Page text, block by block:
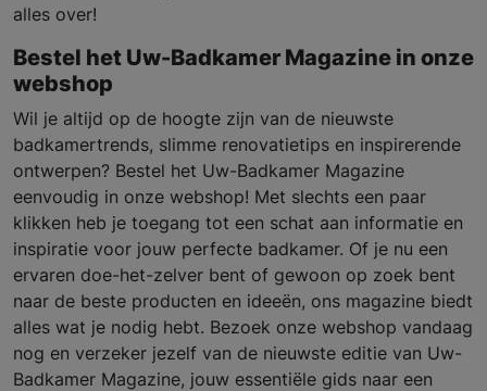
alles over!
Bestel het Uw-Badkamer Magazine in onze
webshop
Wil je altijd op de hoogte zijn van de nieuwste
badkamertrends, slimme renovatietips en inspirerende
ontwerpen? Bestel het Uw-Badkamer Magazine
eenvoudig in onze webshop! Met slechts een paar
klikken heb je toegang tot een schat aan informatie en
inspiratie voor jouw perfecte badkamer. Of je nu een
ervaren doe-het-zelver bent of gewoon op zoek bent
naar de beste producten en ideeën, ons magazine biedt
alles wat je nodig hebt. Bezoek onze webshop vandaag
nog en verzeker jezelf van de nieuwste editie van Uw-
Badkamer Magazine, jouw essentiële gids naar een